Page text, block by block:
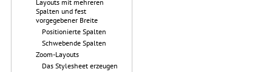
Layouts mit mehreren
Spalten und fest
vorgegebener Breite
Positionierte Spalten
Schwebende Spalten
Zoom-Layouts
Das Stylesheet erzeugen